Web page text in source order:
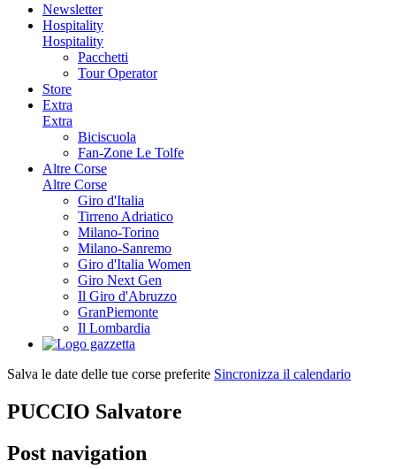
Newsletter
Hospitality
Hospitality
Pacchetti
Tour Operator
Store
Extra
Extra
Biciscuola
Fan-Zone Le Tolfe
Altre Corse
Altre Corse
Giro d'Italia
Tirreno Adriatico
Milano-Torino
Milano-Sanremo
Giro d'Italia Women
Giro Next Gen
Il Giro d'Abruzzo
GranPiemonte
Il Lombardia
Salva le date delle tue corse preferite Sincronizza il calendario
PUCCIO Salvatore
Post navigation